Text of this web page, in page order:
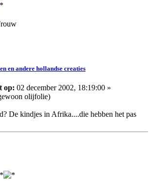
en andere hollandse creaties
op: 02 december 2002, 18:19:00 »
olijfolie)
De kindjes in Afrika....die hebben het pas